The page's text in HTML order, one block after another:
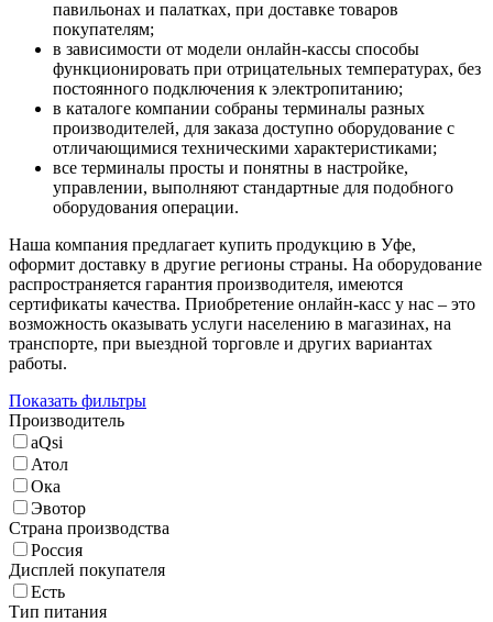
павильонах и палатках, при доставке товаров
покупателям;
в зависимости от модели онлайн-кассы способы
функционировать при отрицательных температурах, без
постоянного подключения к электропитанию;
в каталоге компании собраны терминалы разных
производителей, для заказа доступно оборудование с
отличающимися техническими характеристиками;
все терминалы просты и понятны в настройке,
управлении, выполняют стандартные для подобного
оборудования операции.
Наша компания предлагает купить продукцию в Уфе,
оформит доставку в другие регионы страны. На оборудование
распространяется гарантия производителя, имеются
сертификаты качества. Приобретение онлайн-касс у нас – это
возможность оказывать услуги населению в магазинах, на
транспорте, при выездной торговле и других вариантах
работы.
Показать фильтры
Производитель
aQsi
Атол
Ока
Эвотор
Страна производства
Россия
Дисплей покупателя
Есть
Тип питания